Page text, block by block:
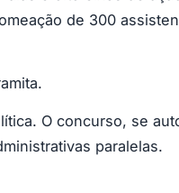
de 300
O concurso, se
paralelas.